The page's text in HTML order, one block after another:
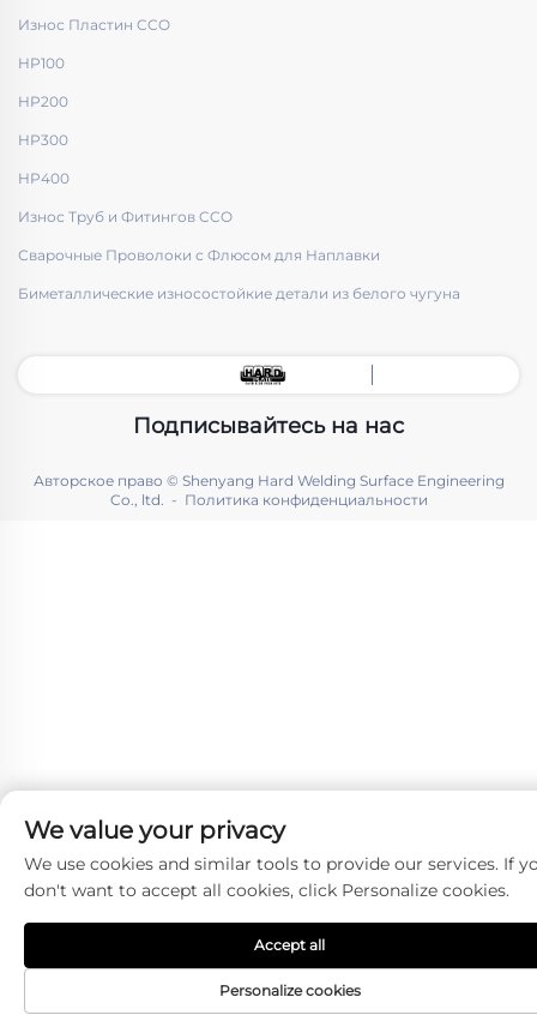
Износ Пластин CCO
HP100
HP200
HP300
HP400
Износ Труб и Фитингов CCO
Сварочные Проволоки с Флюсом для Наплавки
Биметаллические износостойкие детали из белого чугуна
Подписывайтесь на нас
Авторское право © Shenyang Hard Welding Surface Engineering
Co., ltd. - Политика конфиденциальности
We value your privacy
We use cookies and similar tools to provide our services. If
don't want to accept all cookies, click Personalize cookies.
Personalize cookies
Accept all